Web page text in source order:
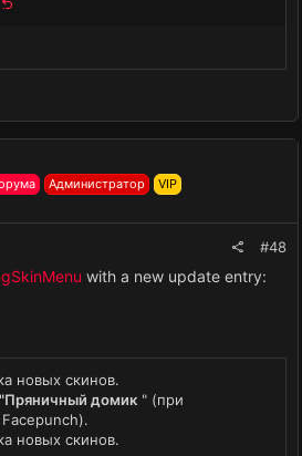
Администратор VIP
#48
with a new update entry:
новых скинов.
"Пряничный домик " (при
новых скинов.